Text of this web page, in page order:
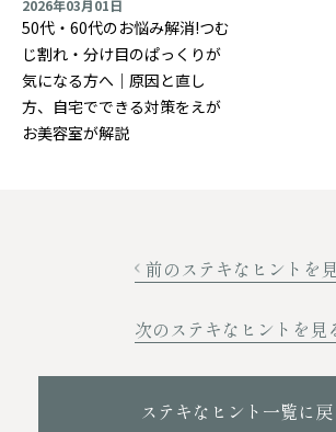
2026年03月01日
50代・60代のお悩み解消!つむ
じ割れ・分け目のぱっくりが
気になる方へ｜原因と直し
方、自宅でできる対策をえが
お美容室が解説
前のステキなヒントを
次のステキなヒントを見
ステキなヒント一覧に戻